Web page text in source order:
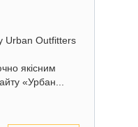
Urban Outfitters
якісним
«Урбан...